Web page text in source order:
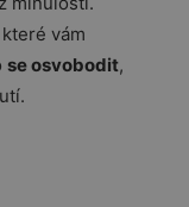
které vám
se osvobodit,